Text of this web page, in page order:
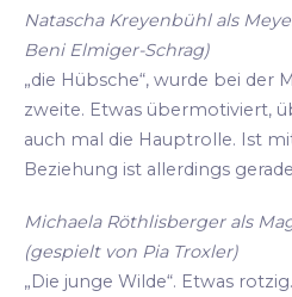
Natascha Kreyenbühl als
Beni Elmiger-Schrag)
„die Hübsche“, wurde bei der
zweite. Etwas übermotiviert,
auch mal die Hauptrolle. Ist
Beziehung ist allerdings
Michaela Röthlisberger als
(gespielt von Pia Troxler)
„Die junge Wilde“. Etwas